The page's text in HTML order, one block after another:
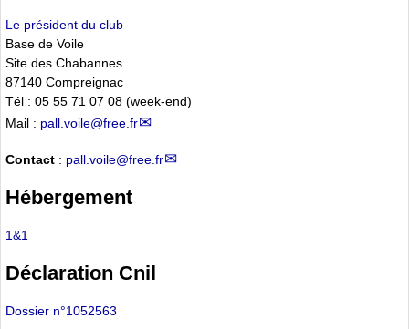
Le président du club
Base de Voile
Site des Chabannes
87140 Compreignac
Tél : 05 55 71 07 08 (week-end)
Mail : pall.voile@free.fr
Contact : pall.voile@free.fr
Hébergement
1&1
Déclaration Cnil
Dossier n°1052563